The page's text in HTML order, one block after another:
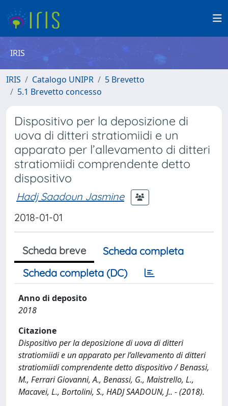
IRIS
IRIS Catalogo UNIPR
5 Brevetto
5.1 Brevetto concesso
Dispositivo per la deposizione di
uova di ditteri stratiomiidi e un
apparato per l’allevamento di ditteri
stratiomiidi comprendente detto
dispositivo
Hadj Saadoun Jasmine
2018-01-01
Scheda breve
Scheda completa
Scheda completa (DC)
Anno di deposito
2018
Citazione
Dispositivo per la deposizione di uova di ditteri
stratiomiidi e un apparato per l’allevamento di ditteri
stratiomiidi comprendente detto dispositivo / Benassi,
M., Ferrari Giovanni, A., Benassi, G., Maistrello, L.,
Macavei, L., Bortolini, S., HADJ SAADOUN, J.. - (2018).